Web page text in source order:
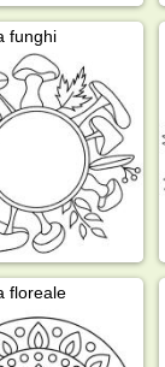
funghi
floreale